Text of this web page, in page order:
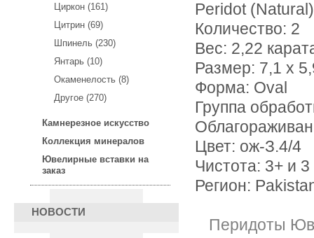
Циркон (161)
Цитрин (69)
Шпинель (230)
Янтарь (10)
Окаменелость (8)
Другое (270)
Камнерезное искусство
Коллекция минералов
Ювелирные вставки на
заказ
НОВОСТИ
Peridot (Natural)
Количество: 2
Вес: 2,22
Размер: 7,1 х
Форма: Oval
Группа
Цвет: ож-З.4/4
Чистота: 3+ и 3
Регион:
Перидоты